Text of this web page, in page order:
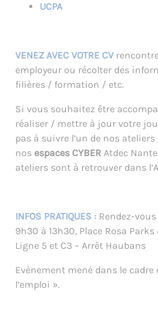
UCPA
VENEZ AVEC VOTRE CV
employeur ou récolter des
filières / formation / etc.
Si vous souhaitez être
réaliser / mettre à jour votre
pas à suivre l’un de nos
nos espaces CYBER Atdec
ateliers sont à retrouver dans
INFOS PRATIQUES : Rendez-
9h30 à 13h30, Place Rosa
Ligne 5 et C3 – Arrêt Haubans
Evènement mené dans le
l’emploi ».